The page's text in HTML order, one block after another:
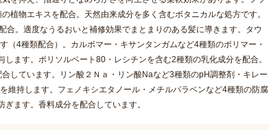
植物エキスを配合。天然由来成分を多く含むボタニカルな処方です。
。適度なうるおいと補修効果でまとまりのある髪に導きます。タウ
4種類配合）。カルボマー・キサンタンガムなど4種類のポリマー・
ます。ポリソルベート80・レシチンを含む2種類の乳化成分を配合。
しています。リン酸２Ｎａ・リン酸Naなど3種類のpH調整剤・キレー
維持します。フェノキシエタノール・メチルパラベンなど4種類の防腐
ます。香料成分を配合しています。